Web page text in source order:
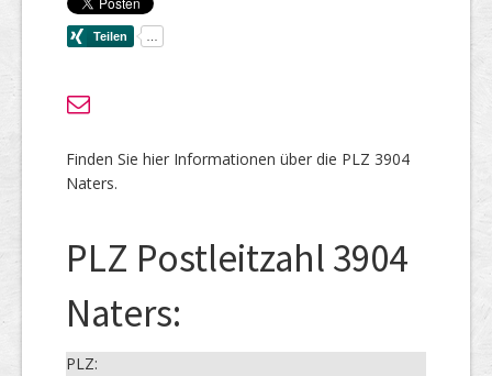
Finden Sie hier Informationen über die PLZ 3904
Naters.
PLZ Postleitzahl 3904
Naters:
PLZ: